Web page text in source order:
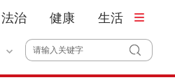
法治 健康 生活